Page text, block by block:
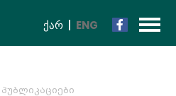
ᲥᲐᲠ ENG
პუბლიკაციები